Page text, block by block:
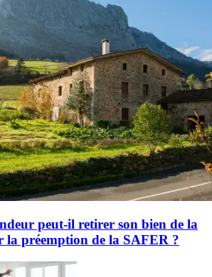
peut-il retirer son bien de la
la préemption de la SAFER ?